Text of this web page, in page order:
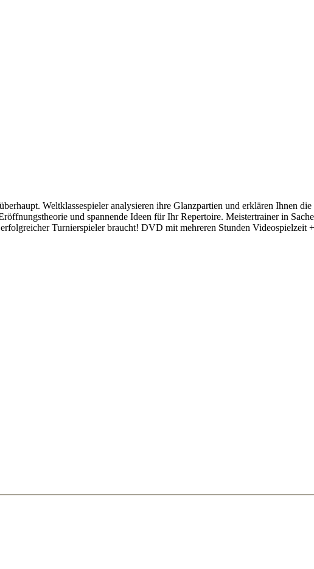
Weltklassespieler analysieren ihre Glanzpartien und erklären Ihnen die
und spannende Ideen für Ihr Repertoire. Meistertrainer in
Turnierspieler braucht! DVD mit mehreren Stunden Videospielzeit +